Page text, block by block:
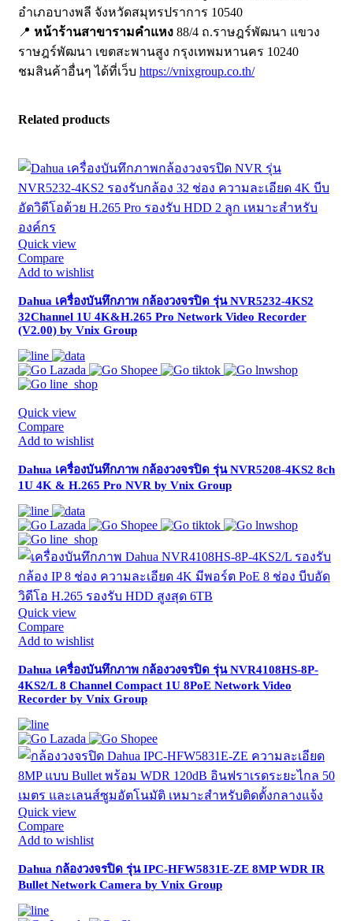
อำเภอบางพลี จังหวัดสมุทรปราการ 10540
📍 หน้าร้านสาขารามคำแหง 88/4 ถ.ราษฎร์พัฒนา แขวง
ราษฎร์พัฒนา เขตสะพานสูง กรุงเทพมหานคร 10240
ชมสินค้าอื่นๆ ได้ที่เว็บ https://vnixgroup.co.th/
Related products
Quick view
Compare
Add to wishlist
Dahua เครื่องบันทึกภาพ กล้องวงจรปิด รุ่น NVR5232-4KS2
32Channel 1U 4K&H.265 Pro Network Video Recorder
(V2.00) by Vnix Group
Quick view
Compare
Add to wishlist
Dahua เครื่องบันทึกภาพ กล้องวงจรปิด รุ่น NVR5208-4KS2 8ch
1U 4K & H.265 Pro NVR by Vnix Group
Quick view
Compare
Add to wishlist
Dahua เครื่องบันทึกภาพ กล้องวงจรปิด รุ่น NVR4108HS-8P-
4KS2/L 8 Channel Compact 1U 8PoE Network Video
Recorder by Vnix Group
Quick view
Compare
Add to wishlist
Dahua กล้องวงจรปิด รุ่น IPC-HFW5831E-ZE 8MP WDR IR
Bullet Network Camera by Vnix Group